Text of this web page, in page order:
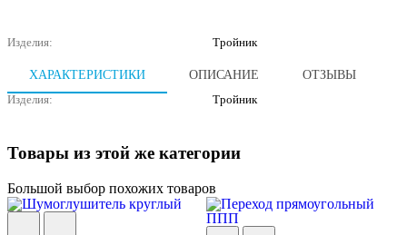
Изделия: Тройник
ХАРАКТЕРИСТИКИ ОПИСАНИЕ ОТЗЫВЫ
Изделия: Тройник
Товары из этой же категории
Большой выбор похожих товаров